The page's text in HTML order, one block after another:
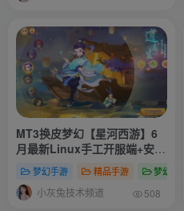
MT3换皮梦幻【星河西游】6
月最新Linux手工开服端+安卓
苹果双端+GM后台+全套源码
梦幻手游 精品手游 梦幻专区
小灰兔技术频道 508